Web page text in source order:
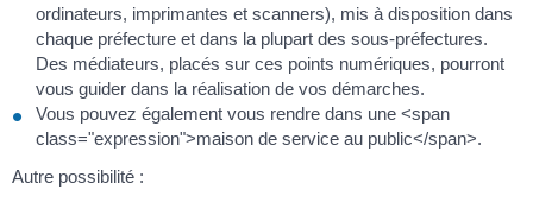
ordinateurs, imprimantes et scanners), mis à disposition dans
chaque préfecture et dans la plupart des sous-préfectures.
Des médiateurs, placés sur ces points numériques, pourront
vous guider dans la réalisation de vos démarches.
Vous pouvez également vous rendre dans une <span
class="expression">maison de service au public</span>.
Autre possibilité :